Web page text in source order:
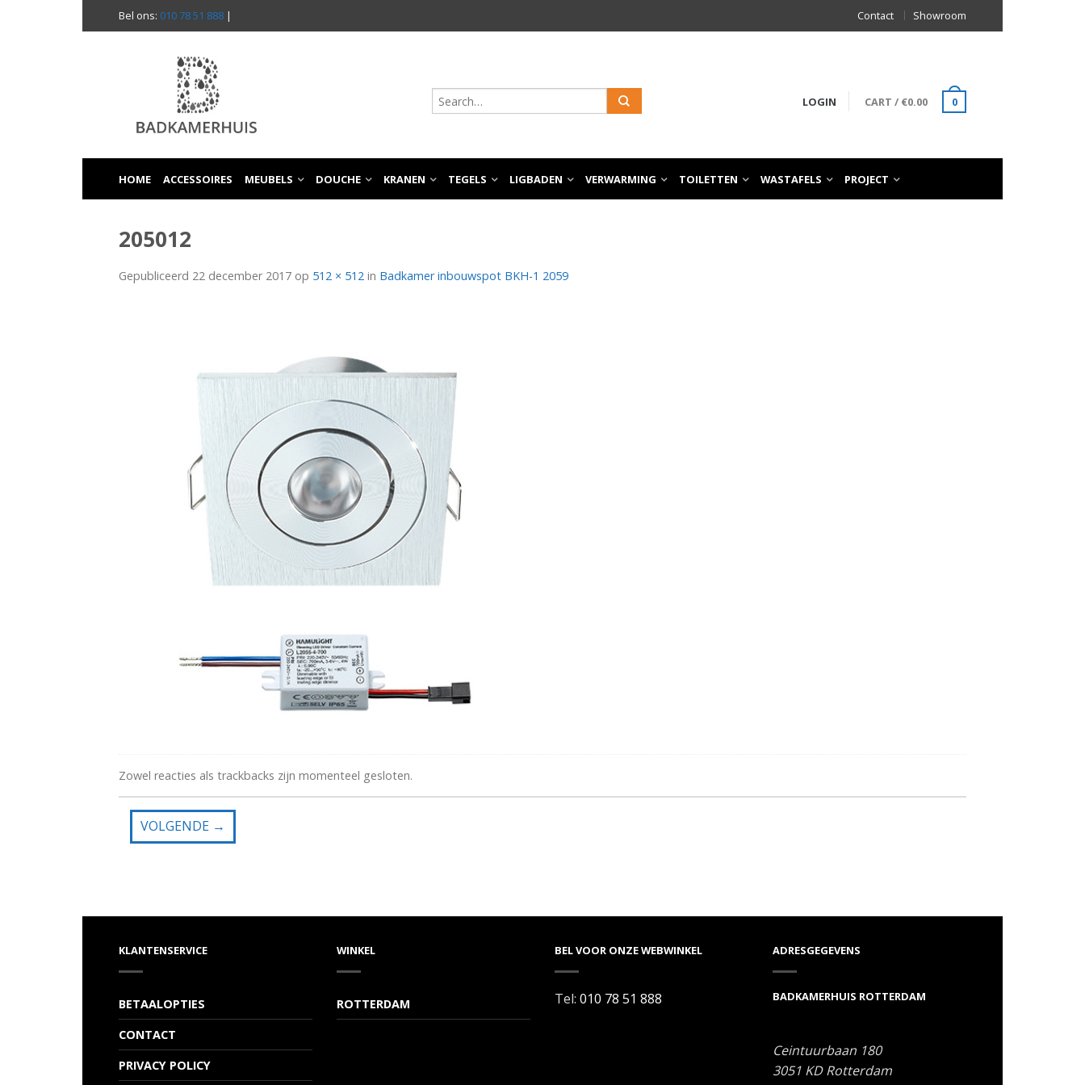
Bel ons: 010 78 51 888 | Contact Showroom
LOGIN CART / €0.00 0
HOME ACCESSOIRES MEUBELS DOUCHE KRANEN TEGELS LIGBADEN VERWARMING TOILETTEN WASTAFELS PROJECT
205012
Gepubliceerd 22 december 2017 op 512 × 512 in Badkamer inbouwspot BKH-1 2059
Zowel reacties als trackbacks zijn momenteel gesloten.
VOLGENDE →
KLANTENSERVICE
BETAALOPTIES
CONTACT
PRIVACY POLICY
WINKEL
ROTTERDAM
BEL VOOR ONZE WEBWINKEL
Tel: 010 78 51 888
ADRESGEGEVENS
BADKAMERHUIS ROTTERDAM
Ceintuurbaan 180
3051 KD Rotterdam